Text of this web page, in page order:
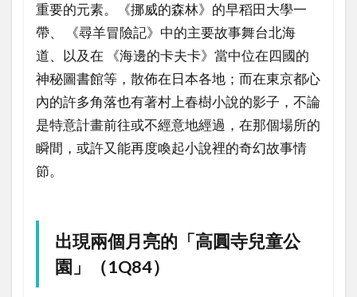
重要的元素。《挪威的森林》的早稻田大學一
帶、 《尋羊冒險記》中的主要故事舞台北海
道、以及在 《海邊的卡夫卡》當中位在四國的
神秘圖書館等，散佈在日本各地；而在東京都心
內的許多角落也有著村上春樹小說的影子，不論
是特意計畫前往或不經意地經過，在那個場所的
瞬間，或許又能再度喚起小說裡的奇幻故事情
節。
出現兩個月亮的「高圓寺兒童公
園」（1Q84）